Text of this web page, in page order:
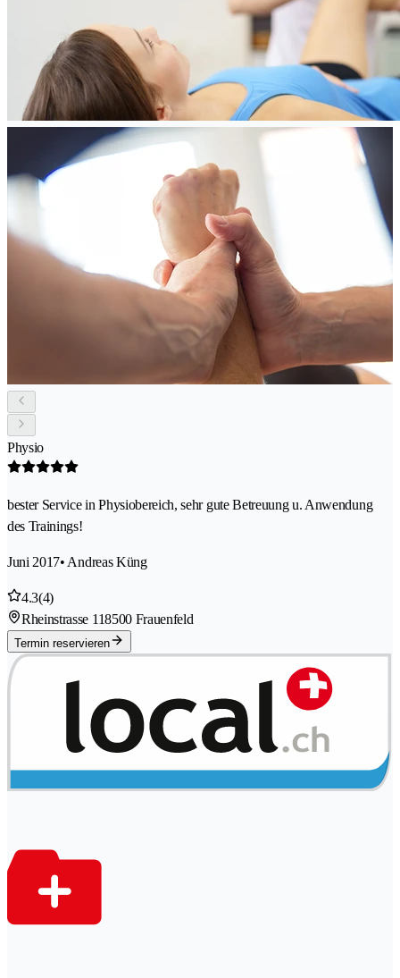
Physio
bester Service in Physiobereich, sehr gute Betreuung u. Anwendung
des Trainings!
Juni 2017• Andreas Küng
4.3(4)
Rheinstrasse 118500 Frauenfeld
Termin reservieren